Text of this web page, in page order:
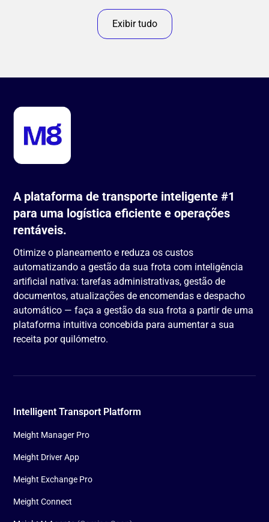
Exibir tudo
A plataforma de transporte inteligente #1
para uma logística eficiente e operações
rentáveis.
Otimize o planeamento e reduza os custos
automatizando a gestão da sua frota com inteligência
artificial nativa: tarefas administrativas, gestão de
documentos, atualizações de encomendas e despacho
automático — faça a gestão da sua frota a partir de uma
plataforma intuitiva concebida para aumentar a sua
receita por quilómetro.
Intelligent Transport Platform
Meight Manager Pro
Meight Driver App
Meight Exchange Pro
Meight Connect